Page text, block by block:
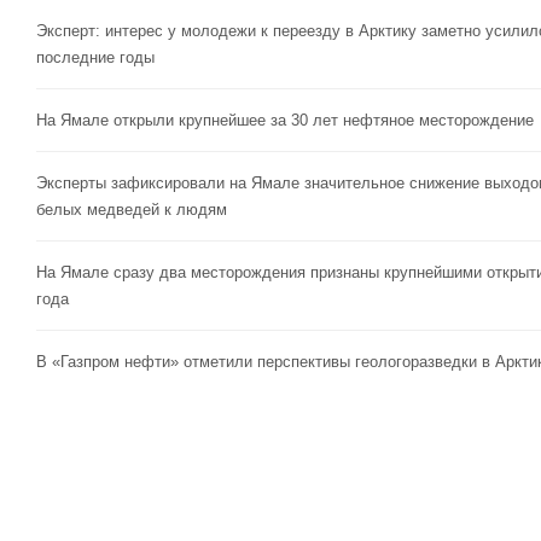
Эксперт: интерес у молодежи к переезду в Арктику заметно
последние годы
На Ямале открыли крупнейшее за 30 лет нефтяное месторождение
Эксперты зафиксировали на Ямале значительное снижение
белых медведей к людям
На Ямале сразу два месторождения признаны крупнейшими
года
В «Газпром нефти» отметили перспективы геологоразведки в